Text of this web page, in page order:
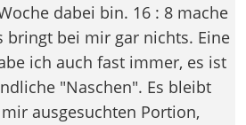
dabei bin. 16 : 8 mache
bringt bei mir gar nichts. Eine
ich auch fast immer, es ist
"Naschen". Es bleibt
ausgesuchten Portion,